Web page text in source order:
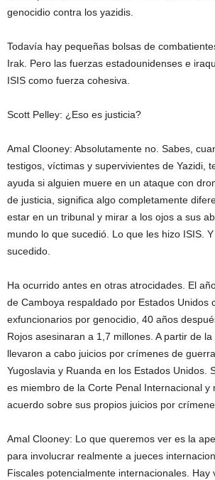
genocidio contra los yazidis.
Todavía hay pequeñas bolsas de
Irak. Pero las fuerzas estadounidenses e
ISIS como fuerza cohesiva.
Scott Pelley: ¿Eso es justicia?
Amal Clooney: Absolutamente no. Sabes,
testigos, víctimas y supervivientes de Yazidi,
ayuda si alguien muere en un ataque con
de justicia, significa algo completamente
estar en un tribunal y mirar a los ojos a sus
mundo lo que sucedió. Lo que les hizo ISIS.
sucedido.
Ha ocurrido antes en otras atrocidades. El
de Camboya respaldado por Estados Unidos
exfuncionarios por genocidio, 40 años
Rojos asesinaran a 1,7 millones. A partir de
llevaron a cabo juicios por crímenes de
Yugoslavia y Ruanda en los Estados Unidos.
es miembro de la Corte Penal Internacional y
acuerdo sobre sus propios juicios por
Amal Clooney: Lo que queremos ver es la
para involucrar realmente a jueces
Fiscales potencialmente internacionales. Hay